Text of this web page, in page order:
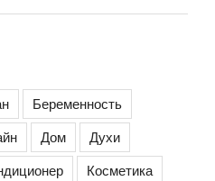
Беременность
Дом
Духи
Косметика